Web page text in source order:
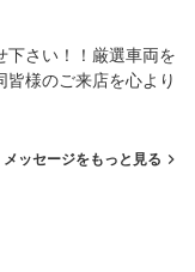
下さい！！厳選車両を
様のご来店を心より
メッセージをもっと見る